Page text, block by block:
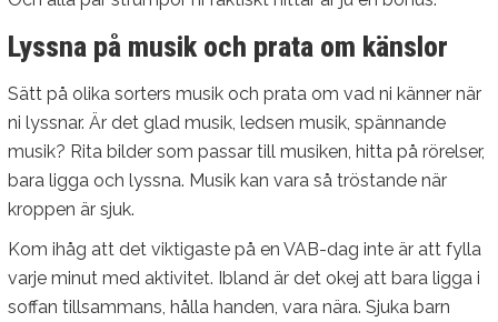
Lyssna på musik och prata om känslor
Sätt på olika sorters musik och prata om vad ni känner när
ni lyssnar. Är det glad musik, ledsen musik, spännande
musik? Rita bilder som passar till musiken, hitta på rörelser,
bara ligga och lyssna. Musik kan vara så tröstande när
kroppen är sjuk.
Kom ihåg att det viktigaste på en VAB-dag inte är att fylla
varje minut med aktivitet. Ibland är det okej att bara ligga i
soffan tillsammans, hålla handen, vara nära. Sjuka barn